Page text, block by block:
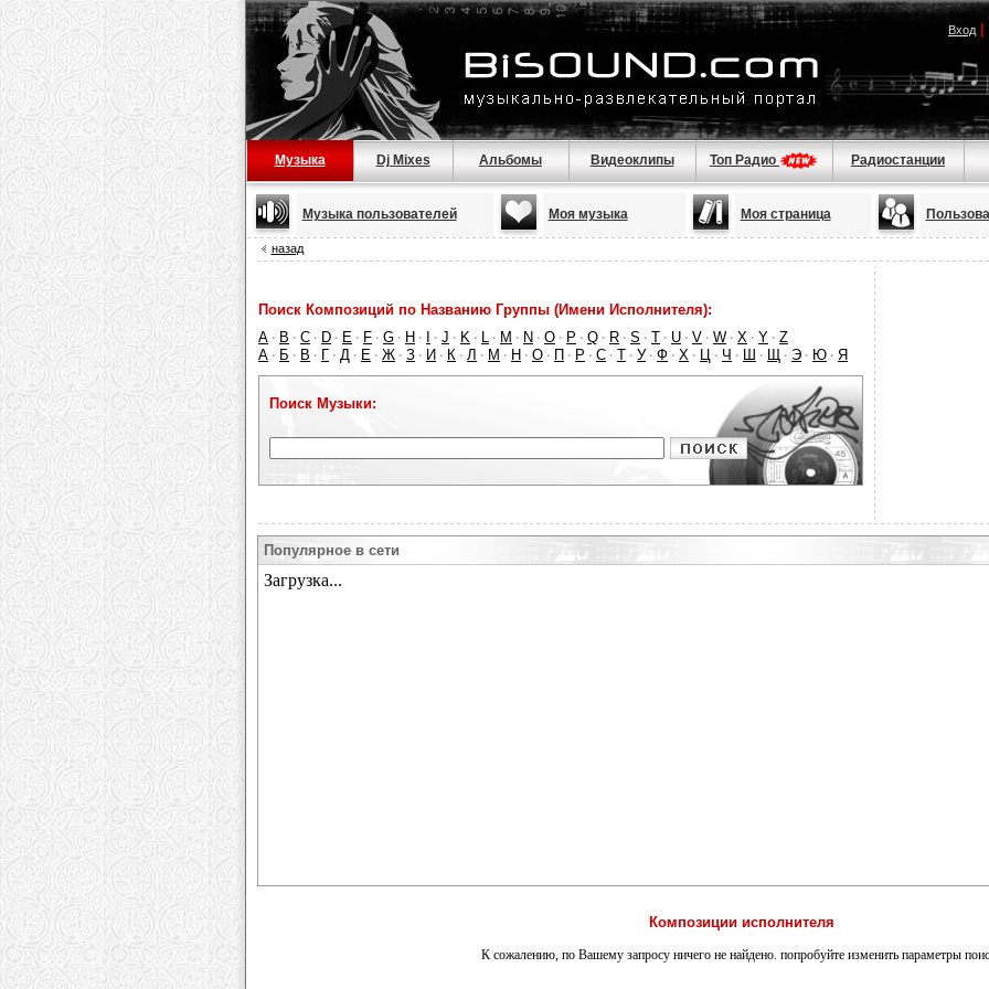
Вход|
Музыка Dj Mixes Альбомы Видеоклипы Топ Радио Радиостанции
Музыка пользователей Моя музыка Моя страница
назад
Поиск Композиций по Названию Группы (Имени Исполнителя):
A · B · C · D · E · F · G · H · · J · K · L · M · N · O · P · Q · R · S · T · U · V · W · X · Y · Z
А · Б · В · Г · Д · Е · Ж · З · И · К · Л · М · Н · О · П · Р · С · Т · У · Ф · Х · Ц · Ч · Ш · Щ · Э · Ю · Я
Поиск Музыки:
Популярное в сети
Композиции исполнителя
К сожалению, по Вашему запросу ничего не найдено. попробуйте изменить параметры